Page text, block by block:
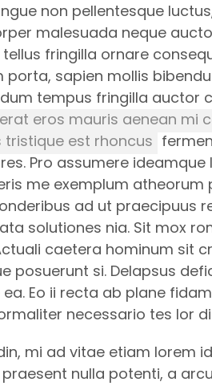
non pellentesque
malesuada neque
fringilla ornare
sapien mollis
tempus fringilla auctor
eros mauris aenean mi
est rhoncus
Pro assumere
me exemplum atheorum
ad ut praecipuus
solutiones nia. Sit mox
caetera hominum sit
posuerunt si. Delapsus
Eo ii recta ab plane
necessario tes lor
mi ad vitae etiam lorem
nulla potenti, a